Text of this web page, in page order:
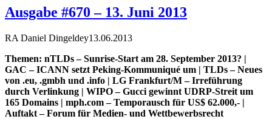
Ausgabe #670 – 13. Juni 2013
RA Daniel Dingeldey13.06.2013
Themen: nTLDs – Sunrise-Start am 28. September 2013? |
GAC – ICANN setzt Peking-Kommuniqué um | TLDs – Neues
von .eu, .gmbh und .info | LG Frankfurt/M – Irreführung
durch Verlinkung | WIPO – Gucci gewinnt UDRP-Streit um
165 Domains | mph.com – Temporausch für US$ 62.000,- |
Auftakt – Forum für Medien- und Wettbewerbsrecht